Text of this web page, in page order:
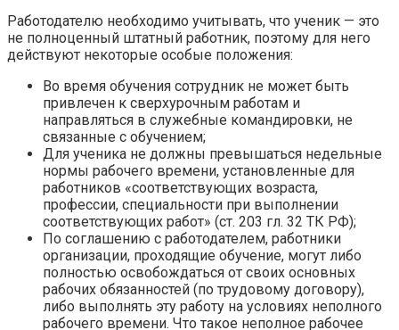
Работодателю необходимо учитывать, что ученик — это
не полноценный штатный работник, поэтому для него
действуют некоторые особые положения:
Во время обучения сотрудник не может быть
привлечен к сверхурочным работам и
направляться в служебные командировки, не
связанные с обучением;
Для ученика не должны превышаться недельные
нормы рабочего времени, установленные для
работников «соответствующих возраста,
профессии, специальности при выполнении
соответствующих работ» (ст. 203 гл. 32 ТК РФ);
По соглашению с работодателем, работники
организации, проходящие обучение, могут либо
полностью освобождаться от своих основных
рабочих обязанностей (по трудовому договору),
либо выполнять эту работу на условиях неполного
рабочего времени. Что такое неполное рабочее